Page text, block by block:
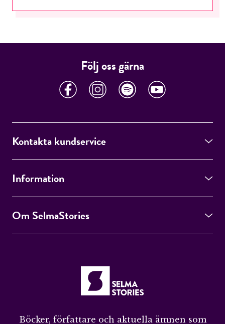
Följ oss gärna
Kontakta kundservice
Information
Om SelmaStories
Böcker, författare och aktuella ämnen som